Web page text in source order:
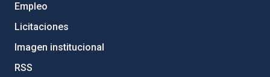
Empleo
Licitaciones
Imagen institucional
RSS